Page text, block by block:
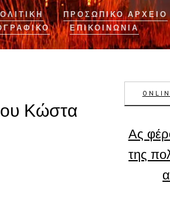
ΠΡΟΣΩΠΙΚΟ ΑΡΧΕΙΟ
ΕΠΙΚΟΙΝΩΝΊΑ
Κώστα
Ας
της